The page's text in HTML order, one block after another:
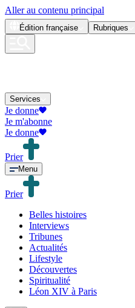
Aller au contenu principal
Édition française Rubriques
Services
Je donne
Je m'abonne
Je donne
Prier
Menu
Prier
Belles histoires
Interviews
Tribunes
Actualités
Lifestyle
Découvertes
Spiritualité
Léon XIV à Paris